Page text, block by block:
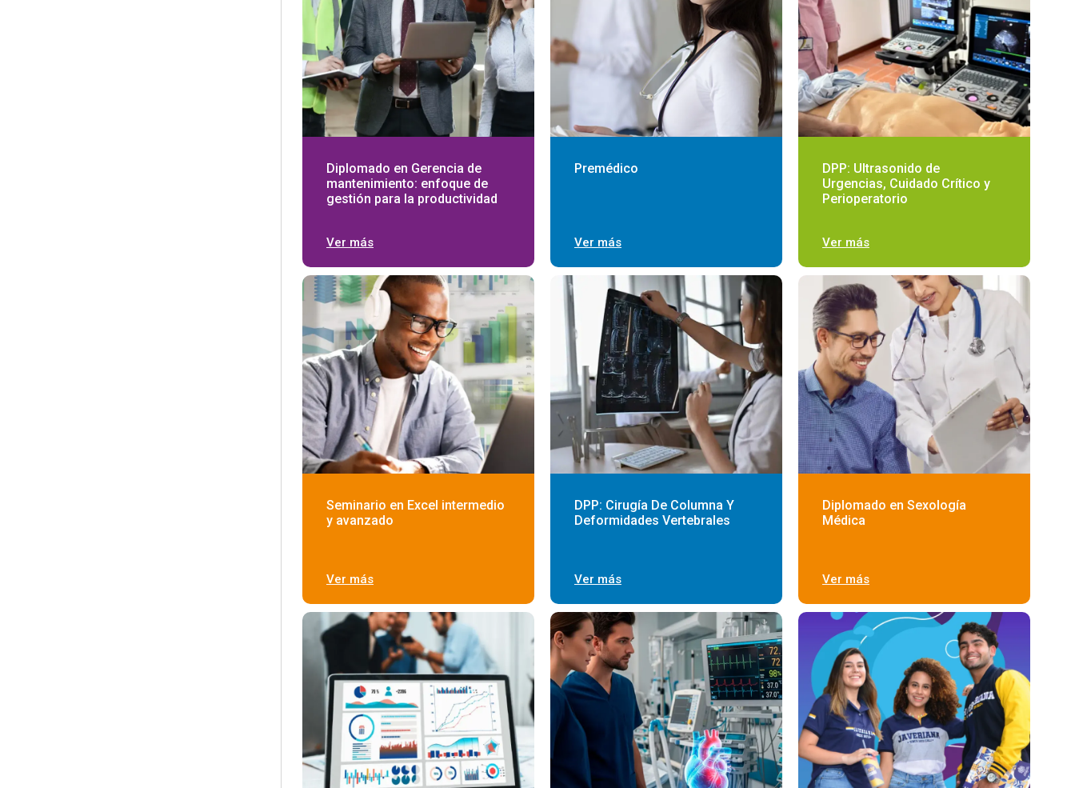
Diplomado en Gerencia de
mantenimiento: enfoque de
gestión para la productividad
Ver más
Premédico
Ver más
DPP: Ultrasonido de
Urgencias, Cuidado Crítico y
Perioperatorio
Ver más
Seminario en Excel intermedio
y avanzado
Ver más
DPP: Cirugía De Columna Y
Deformidades Vertebrales
Ver más
Diplomado en Sexología
Médica
Ver más